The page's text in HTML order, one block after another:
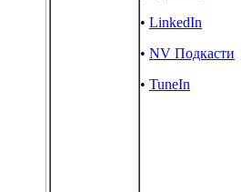
• LinkedIn
• NV Подкасти
• TuneIn